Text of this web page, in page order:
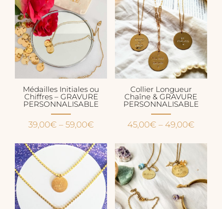
Médailles Initiales ou
Chiffres – GRAVURE
PERSONNALISABLE
39,00€ – 59,00€
Collier Longueur
Chaîne & GRAVURE
PERSONNALISABLE
45,00€ – 49,00€